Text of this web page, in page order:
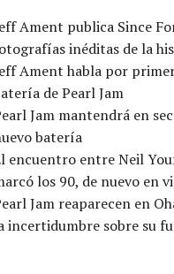
Ament publica Since
inéditas de la
Ament habla por
de Pearl Jam
Jam mantendrá en
batería
encuentro entre Neil
los 90, de nuevo en
Jam reaparecen en
incertidumbre sobre su